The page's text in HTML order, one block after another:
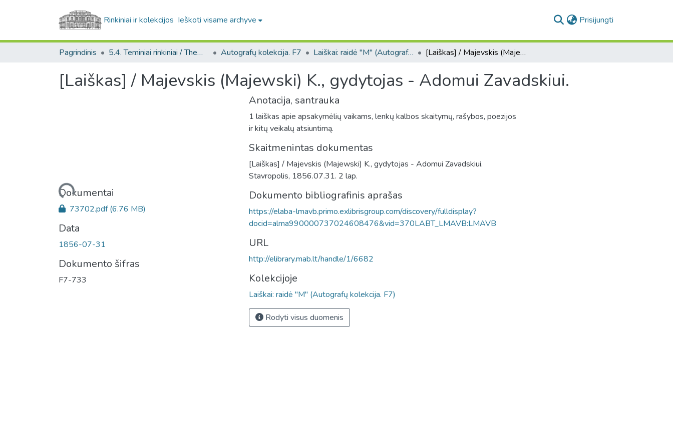
Rinkiniai ir kolekcijos Ieškoti visame archyve Prisijungti
Pagrindinis 5.4. Teminiai rinkiniai / Thematic collections Autografų kolekcija. F7 Laiškai: raidė "M" (Autografų kolekcija. F7) [Laiškas] / Majevskis (Majewski) K., gydytojas - Adomui Zavadskiui.
[Laiškas] / Majevskis (Majewski) K., gydytojas - Adomui Zavadskiui.
Įkeliama...Dokumentai
73702.pdf(6.76 MB)
Data
1856-07-31
Dokumento šifras
F7-733
Anotacija, santrauka
1 laiškas apie apsakymėlių vaikams, lenkų kalbos skaitymų, rašybos, poezijos
ir kitų veikalų atsiuntimą.
Skaitmenintas dokumentas
[Laiškas] / Majevskis (Majewski) K., gydytojas - Adomui Zavadskiui.
Stavropolis, 1856.07.31. 2 lap.
Dokumento bibliografinis aprašas
https://elaba-lmavb.primo.exlibrisgroup.com/discovery/fulldisplay?
docid=alma990000737024608476&vid=370LABT_LMAVB:LMAVB
URL
http://elibrary.mab.lt/handle/1/6682
Kolekcijoje
Laiškai: raidė "M" (Autografų kolekcija. F7)
Rodyti visus duomenis